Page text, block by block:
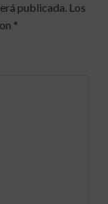
publicada. Los
*